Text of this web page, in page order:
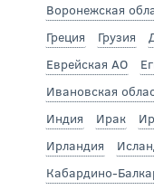
Воронежская
Греция
Грузия
Еврейская АО
Ивановская
Индия
Ирак
Ирландия
Кабардино-